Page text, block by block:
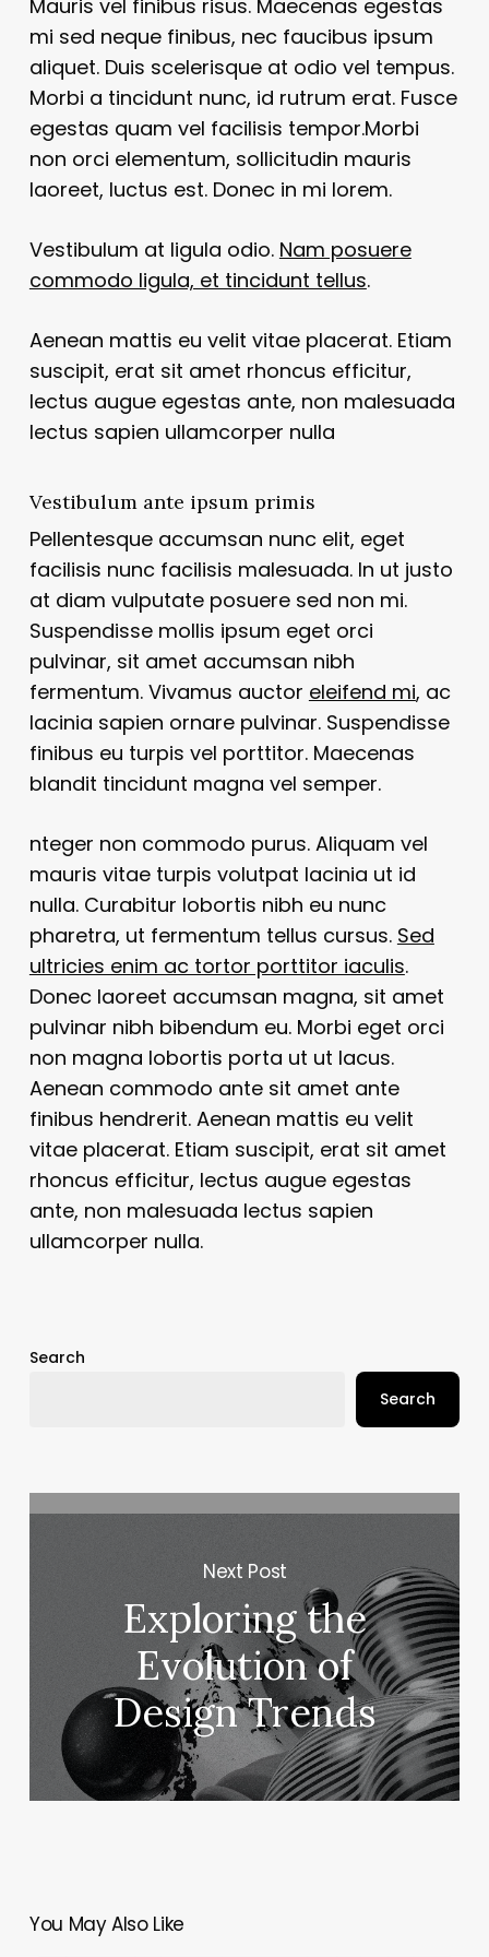
Mauris vel finibus risus. Maecenas egestas
mi sed neque finibus, nec faucibus ipsum
aliquet. Duis scelerisque at odio vel tempus.
Morbi a tincidunt nunc, id rutrum erat. Fusce
egestas quam vel facilisis tempor.Morbi
non orci elementum, sollicitudin mauris
laoreet, luctus est. Donec in mi lorem.
Vestibulum at ligula odio. Nam posuere
commodo ligula, et tincidunt tellus.
Aenean mattis eu velit vitae placerat. Etiam
suscipit, erat sit amet rhoncus efficitur,
lectus augue egestas ante, non malesuada
lectus sapien ullamcorper nulla
Vestibulum ante ipsum primis
Pellentesque accumsan nunc elit, eget
facilisis nunc facilisis malesuada. In ut justo
at diam vulputate posuere sed non mi.
Suspendisse mollis ipsum eget orci
pulvinar, sit amet accumsan nibh
fermentum. Vivamus auctor eleifend mi, ac
lacinia sapien ornare pulvinar. Suspendisse
finibus eu turpis vel porttitor. Maecenas
blandit tincidunt magna vel semper.
nteger non commodo purus. Aliquam vel
mauris vitae turpis volutpat lacinia ut id
nulla. Curabitur lobortis nibh eu nunc
pharetra, ut fermentum tellus cursus. Sed
ultricies enim ac tortor porttitor iaculis.
Donec laoreet accumsan magna, sit amet
pulvinar nibh bibendum eu. Morbi eget orci
non magna lobortis porta ut ut lacus.
Aenean commodo ante sit amet ante
finibus hendrerit. Aenean mattis eu velit
vitae placerat. Etiam suscipit, erat sit amet
rhoncus efficitur, lectus augue egestas
ante, non malesuada lectus sapien
ullamcorper nulla.
Search
Search
Next Post
Exploring the
Evolution of
Design Trends
You May Also Like